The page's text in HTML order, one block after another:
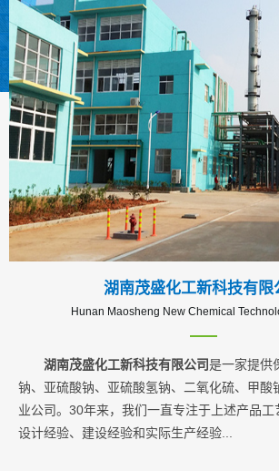
湖南茂盛化工新科技有限
Hunan Maosheng New Chemical
湖南茂盛化工新科技有限公司是一家提供
钠、亚硫酸钠、亚硫酸氢钠、二氧化硫、甲酸
业公司。30年来，我们一直专注于上述产品工
设计经验、建设经验和实际生产经验...